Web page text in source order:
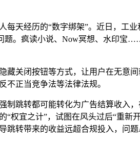
经历的“数字绑架”。近日，工业
。疯读小说、Now冥想、水印宝
关闭按钮等方式，让用户在无意
不正当竞争法等法律法规。
转都可能转化为广告结算收入，
宜之计”，试图在风头过后“重新
转带来的收益远超合规投入，问题